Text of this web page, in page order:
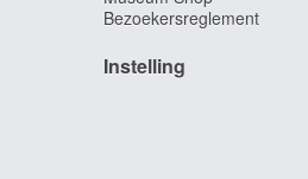
Ferrara
Scauflaire
Schaefels
Bezoekersreglement
Instelling